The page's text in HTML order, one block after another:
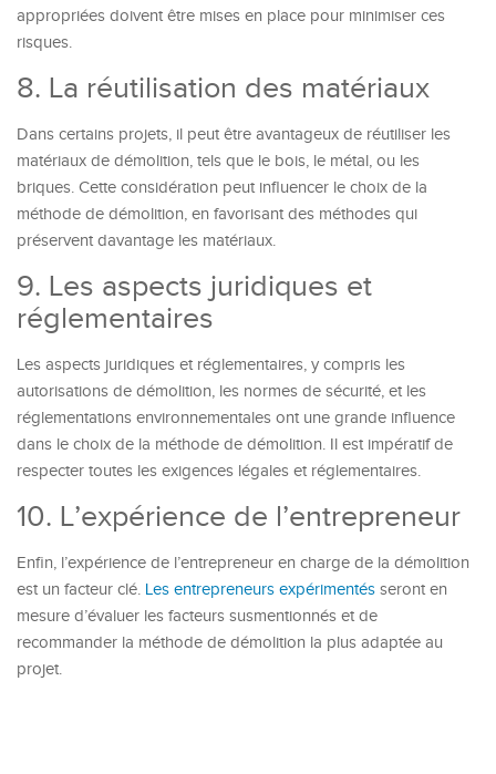
appropriées doivent être mises en place pour minimiser ces
risques.
8. La réutilisation des matériaux
Dans certains projets, il peut être avantageux de réutiliser les
matériaux de démolition, tels que le bois, le métal, ou les
briques. Cette considération peut influencer le choix de la
méthode de démolition, en favorisant des méthodes qui
préservent davantage les matériaux.
9. Les aspects juridiques et
réglementaires
Les aspects juridiques et réglementaires, y compris les
autorisations de démolition, les normes de sécurité, et les
réglementations environnementales ont une grande influence
dans le choix de la méthode de démolition. Il est impératif de
respecter toutes les exigences légales et réglementaires.
10. L’expérience de l’entrepreneur
Enfin, l’expérience de l’entrepreneur en charge de la démolition
est un facteur clé. Les entrepreneurs expérimentés seront en
mesure d’évaluer les facteurs susmentionnés et de
recommander la méthode de démolition la plus adaptée au
projet.